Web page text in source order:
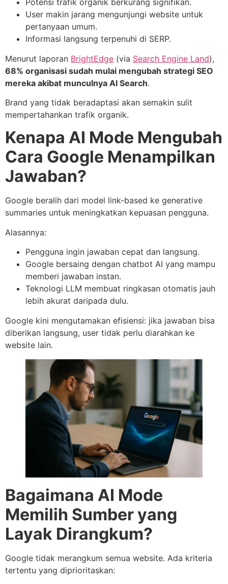
Potensi trafik organik berkurang signifikan.
User makin jarang mengunjungi website untuk
pertanyaan umum.
Informasi langsung terpenuhi di SERP.
Menurut laporan BrightEdge (via Search Engine Land),
68% organisasi sudah mulai mengubah strategi SEO
mereka akibat munculnya AI Search.
Brand yang tidak beradaptasi akan semakin sulit
mempertahankan trafik organik.
Kenapa AI Mode Mengubah
Cara Google Menampilkan
Jawaban?
Google beralih dari model link-based ke generative
summaries untuk meningkatkan kepuasan pengguna.
Alasannya:
Pengguna ingin jawaban cepat dan langsung.
Google bersaing dengan chatbot AI yang mampu
memberi jawaban instan.
Teknologi LLM membuat ringkasan otomatis jauh
lebih akurat daripada dulu.
Google kini mengutamakan efisiensi: jika jawaban bisa
diberikan langsung, user tidak perlu diarahkan ke
website lain.
Bagaimana AI Mode
Memilih Sumber yang
Layak Dirangkum?
Google tidak merangkum semua website. Ada kriteria
tertentu yang diprioritaskan: